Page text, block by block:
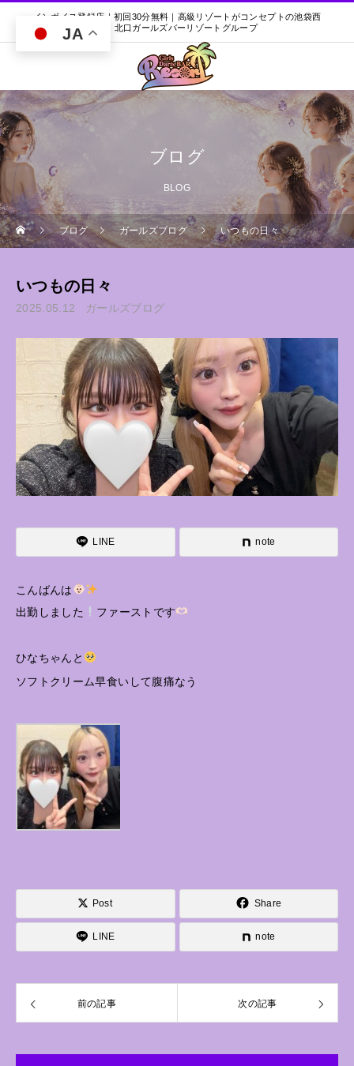
インボイス登録店｜初回30分無料｜高級リゾートがコンセプトの池袋西
口・北口ガールズバーリゾートグループ
ブログ
BLOG
ブログ ガールズブログ いつもの日々
いつもの日々
2025.05.12 ガールズブログ
LINE note
こんばんは
出勤しました
ファーストです
ひなちゃんと
ソフトクリーム早食いして腹痛なう
Post Share
LINE note
前の記事 次の記事
JA